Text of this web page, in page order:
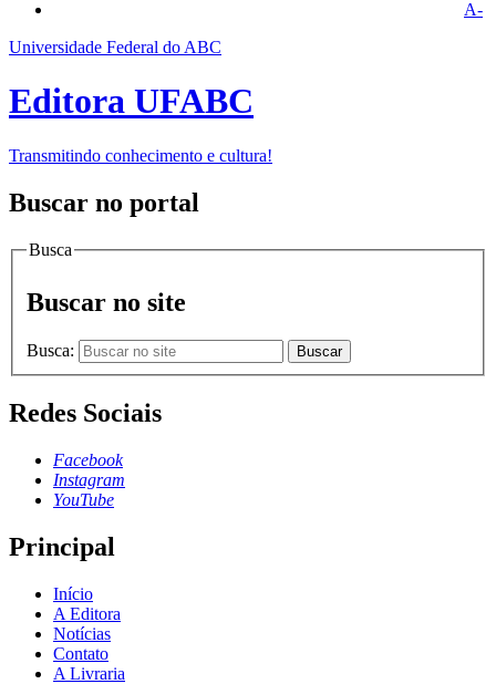
A-
Universidade Federal do ABC
Editora UFABC
Transmitindo conhecimento e cultura!
Buscar no portal
Busca
Buscar no site
Busca: Buscar
Redes Sociais
Facebook
Instagram
YouTube
Principal
Início
A Editora
Notícias
Contato
A Livraria